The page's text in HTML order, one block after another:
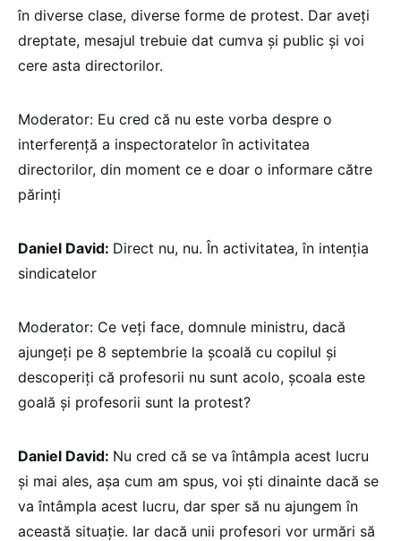
în diverse clase, diverse forme de protest. Dar aveți
dreptate, mesajul trebuie dat cumva și public și voi
cere asta directorilor.
Moderator: Eu cred că nu este vorba despre o
interferență a inspectoratelor în activitatea
directorilor, din moment ce e doar o informare către
părinți
Daniel David: Direct nu, nu. În activitatea, în intenția
sindicatelor
Moderator: Ce veți face, domnule ministru, dacă
ajungeți pe 8 septembrie la școală cu copilul și
descoperiți că profesorii nu sunt acolo, școala este
goală și profesorii sunt la protest?
Daniel David: Nu cred că se va întâmpla acest lucru
și mai ales, așa cum am spus, voi ști dinainte dacă se
va întâmpla acest lucru, dar sper să nu ajungem în
această situație. Iar dacă unii profesori vor urmări să